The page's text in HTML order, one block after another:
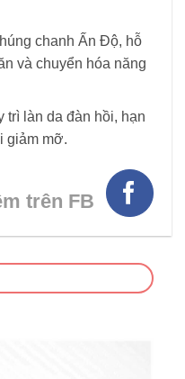
chanh Ấn Độ, hỗ
và chuyển hóa năng
trì làn da đàn hồi, hạn
giảm mỡ.
trên FB